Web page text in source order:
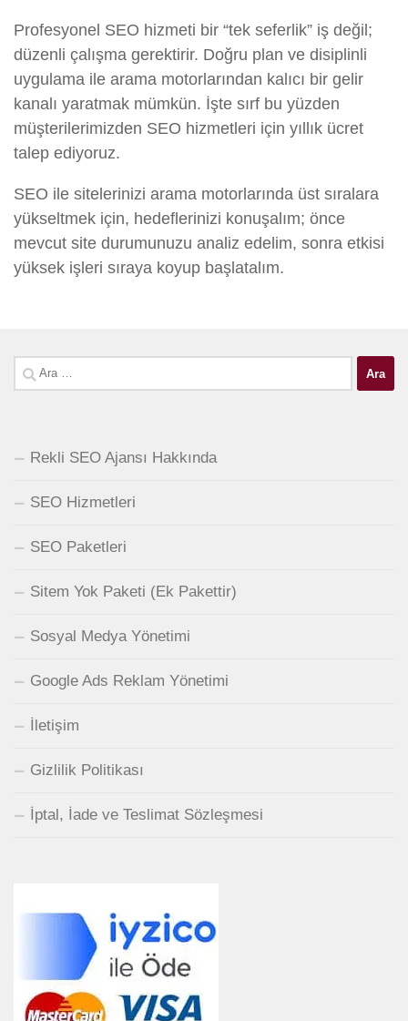
Profesyonel SEO hizmeti bir “tek seferlik” iş değil;
düzenli çalışma gerektirir. Doğru plan ve disiplinli
uygulama ile arama motorlarından kalıcı bir gelir
kanalı yaratmak mümkün. İşte sırf bu yüzden
müşterilerimizden SEO hizmetleri için yıllık ücret
talep ediyoruz.
SEO ile sitelerinizi arama motorlarında üst sıralara
yükseltmek için, hedeflerinizi konuşalım; önce
mevcut site durumunuzu analiz edelim, sonra etkisi
yüksek işleri sıraya koyup başlatalım.
Arama:
Rekli SEO Ajansı Hakkında
SEO Hizmetleri
SEO Paketleri
Sitem Yok Paketi (Ek Pakettir)
Sosyal Medya Yönetimi
Google Ads Reklam Yönetimi
İletişim
Gizlilik Politikası
İptal, İade ve Teslimat Sözleşmesi